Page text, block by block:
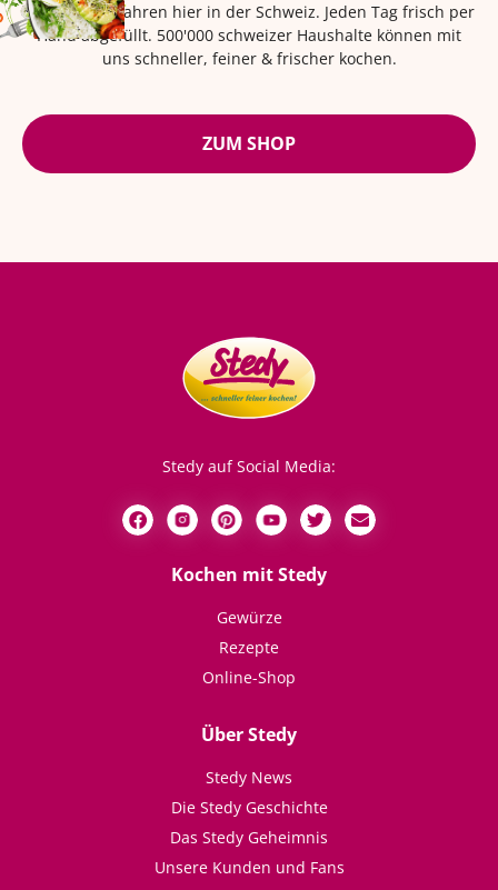
Seit über 42 Jahren hier in der Schweiz. Jeden Tag frisch per
Hand abgefüllt. 500'000 schweizer Haushalte können mit
uns schneller, feiner & frischer kochen.
ZUM SHOP
Stedy auf Social Media:
Kochen mit Stedy
Gewürze
Rezepte
Online-Shop
Über Stedy
Stedy News
Die Stedy Geschichte
Das Stedy Geheimnis
Unsere Kunden und Fans